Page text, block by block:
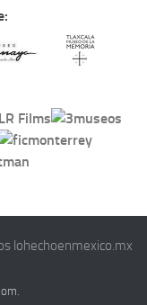
lohechoenmexico.mx